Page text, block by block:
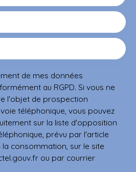
de mes données
au RGPD. Si vous ne
l'objet de prospection
téléphonique, vous pouvez
sur la liste d'opposition
prévu par l'article
la consommation, sur le site
ou par courrier